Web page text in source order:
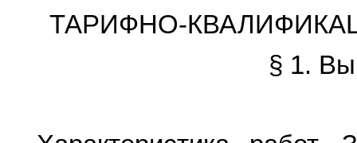
ТАРИФНО-
§ 1.